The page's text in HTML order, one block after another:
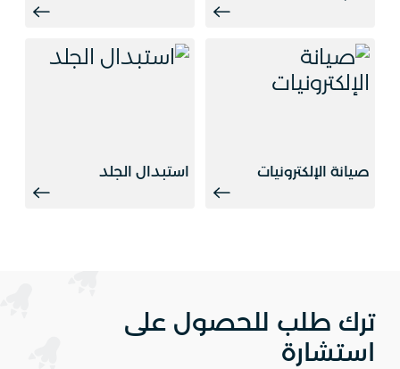
صيانة الإلكترونيات استبدال الجلد
ترك طلب للحصول على
استشارة